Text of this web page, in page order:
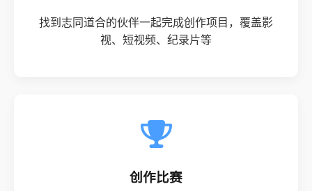
找到志同道合的伙伴一起完成创作项目，覆盖影
视、短视频、纪录片等
创作比赛